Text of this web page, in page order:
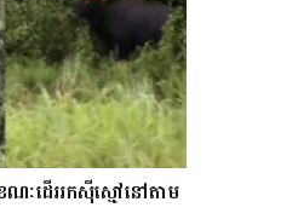
ណៈ​ដើររកស៊ីស្មៅនៅតាម